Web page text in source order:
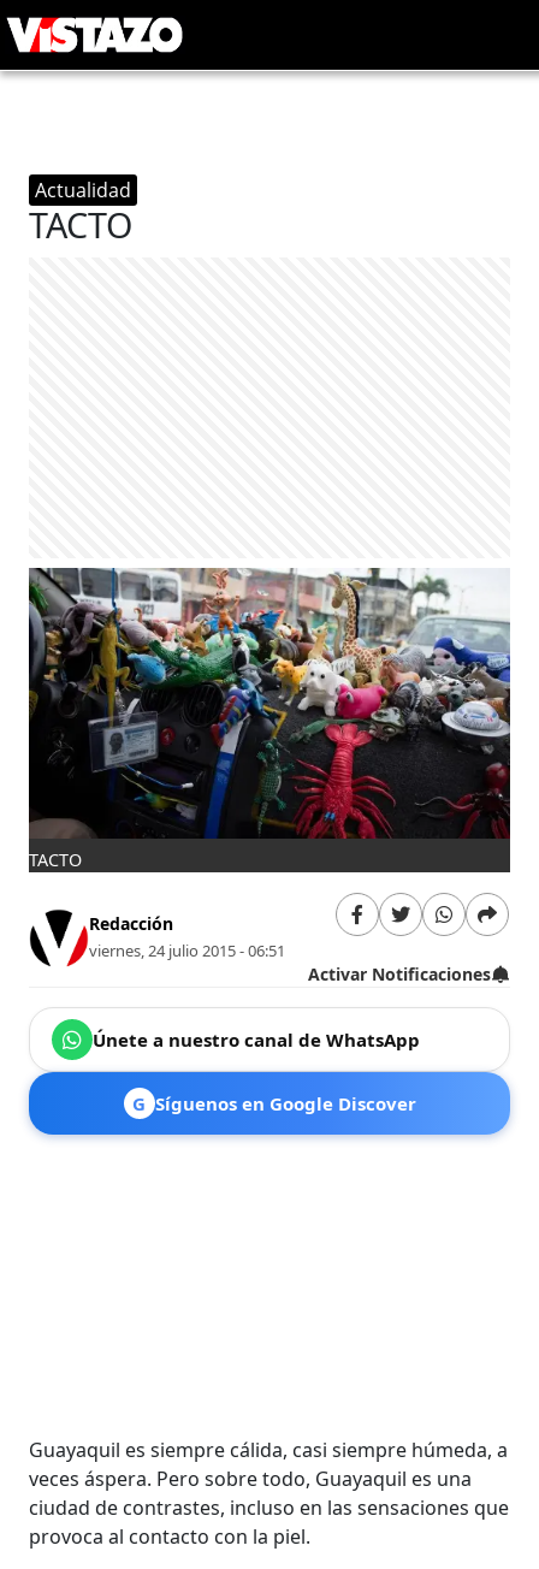
Actualidad
TACTO
TACTO
Redacción
viernes, 24 julio 2015 - 06:51
Activar Notificaciones
Únete a nuestro canal de WhatsApp
G Síguenos en Google Discover
Guayaquil es siempre cálida, casi siempre húmeda, a
veces áspera. Pero sobre todo, Guayaquil es una
ciudad de contrastes, incluso en las sensaciones que
provoca al contacto con la piel.